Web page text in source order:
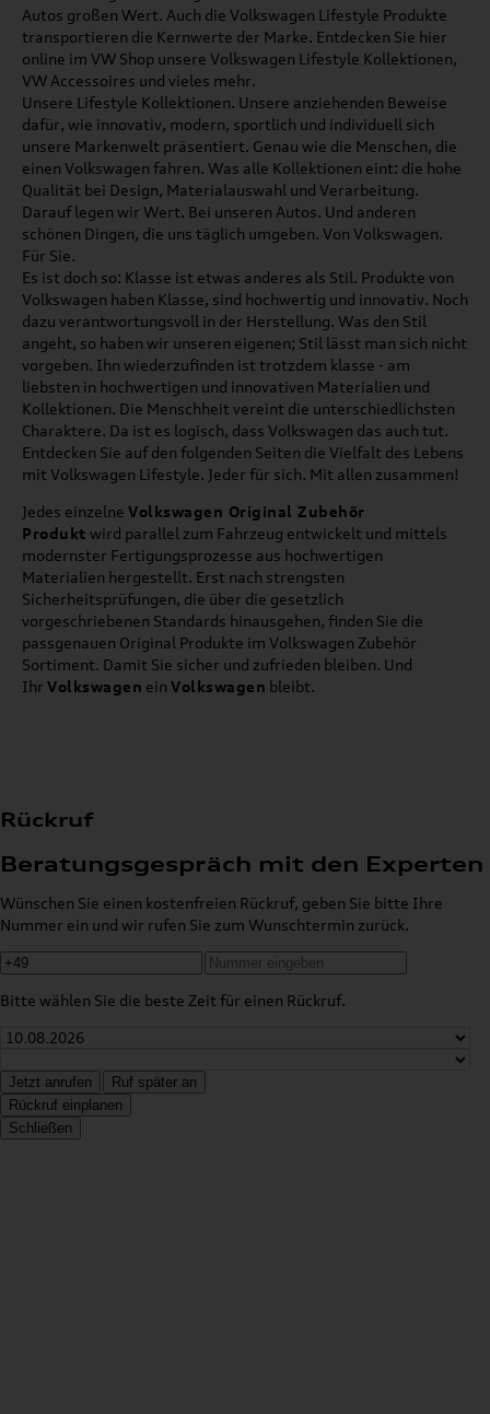
Autos großen Wert. Auch die Volkswagen Lifestyle Produkte
transportieren die Kernwerte der Marke. Entdecken Sie hier
online im VW Shop unsere Volkswagen Lifestyle Kollektionen,
VW Accessoires und vieles mehr.
Unsere Lifestyle Kollektionen. Unsere anziehenden Beweise
dafür, wie innovativ, modern, sportlich und individuell sich
unsere Markenwelt präsentiert. Genau wie die Menschen, die
einen Volkswagen fahren. Was alle Kollektionen eint: die hohe
Qualität bei Design, Materialauswahl und Verarbeitung.
Darauf legen wir Wert. Bei unseren Autos. Und anderen
schönen Dingen, die uns täglich umgeben. Von Volkswagen.
Für Sie.
Es ist doch so: Klasse ist etwas anderes als Stil. Produkte von
Volkswagen haben Klasse, sind hochwertig und innovativ. Noch
dazu verantwortungsvoll in der Herstellung. Was den Stil
angeht, so haben wir unseren eigenen; Stil lässt man sich nicht
vorgeben. Ihn wiederzufinden ist trotzdem klasse - am
liebsten in hochwertigen und innovativen Materialien und
Kollektionen. Die Menschheit vereint die unterschiedlichsten
Charaktere. Da ist es logisch, dass Volkswagen das auch tut.
Entdecken Sie auf den folgenden Seiten die Vielfalt des Lebens
mit Volkswagen Lifestyle. Jeder für sich. Mit allen zusammen!
Jedes einzelne Volkswagen Original Zubehör
Produkt wird parallel zum Fahrzeug entwickelt und mittels
modernster Fertigungsprozesse aus hochwertigen
Materialien hergestellt. Erst nach strengsten
Sicherheitsprüfungen, die über die gesetzlich
vorgeschriebenen Standards hinausgehen, finden Sie die
passgenauen Original Produkte im Volkswagen Zubehör
Sortiment. Damit Sie sicher und zufrieden bleiben. Und
Ihr Volkswagen ein Volkswagen bleibt.
Rückruf
Beratungsgespräch mit den Experten
Wünschen Sie einen kostenfreien Rückruf, geben Sie bitte Ihre
Nummer ein und wir rufen Sie zum Wunschtermin zurück.
Bitte wählen Sie die beste Zeit für einen Rückruf.
Jetzt anrufen
Ruf später an
Rückruf einplanen
Schließen